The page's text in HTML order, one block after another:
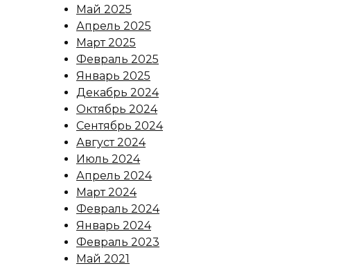
Май 2025
Апрель 2025
Март 2025
Февраль 2025
Январь 2025
Декабрь 2024
Октябрь 2024
Сентябрь 2024
Август 2024
Июль 2024
Апрель 2024
Март 2024
Февраль 2024
Январь 2024
Февраль 2023
Май 2021